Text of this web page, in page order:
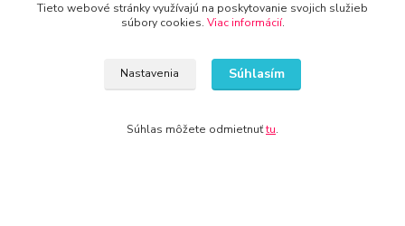
Tieto webové stránky využívajú na poskytovanie svojich služieb
súbory cookies. Viac informácií.
Nastavenia Súhlasím
Súhlas môžete odmietnuťtu.